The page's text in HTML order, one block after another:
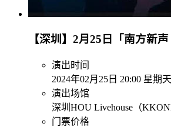
【深圳】2月25日「南方新声
演出时间
2024年02月25日 20:00 星期天
演出场馆
深圳HOU Livehouse（
门票价格